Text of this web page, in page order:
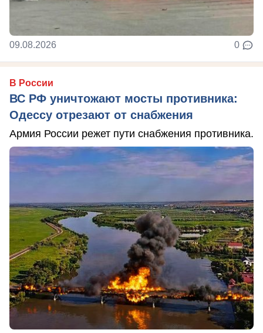
09.08.2026 0
В России
ВС РФ уничтожают мосты противника:
Одессу отрезают от снабжения
Армия России режет пути снабжения противника.